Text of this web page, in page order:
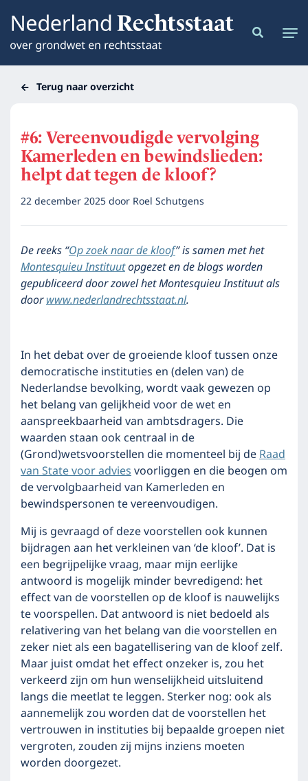
Terug naar overzicht
#6: Vereenvoudigde vervolging
Kamerleden en bewindslieden:
helpt dat tegen de kloof?
22 december 2025door Roel Schutgens
De reeks “Op zoek naar de kloof” is samen met het
Montesquieu Instituutopgezet en de blogs worden
gepubliceerd door zowel het Montesquieu Instituut als
doorwww.nederlandrechtsstaat.nl.
In het debat over de groeiende kloof tussen onze
democratische instituties en (delen van) de
Nederlandse bevolking, wordt vaak gewezen op
het belang van gelijkheid voor de wet en
aanspreekbaarheid van ambtsdragers. Die
waarden staan ook centraal in de
(Grond)wetsvoorstellen die momenteel bij deRaad
van State voor adviesvoorliggen en die beogen om
de vervolgbaarheid van Kamerleden en
bewindspersonen te vereenvoudigen.
Mij is gevraagd of deze voorstellen ook kunnen
bijdragen aan het verkleinen van ‘de kloof’. Dat is
een begrijpelijke vraag, maar mijn eerlijke
antwoord is mogelijk minder bevredigend: het
effect van de voorstellen op de kloof is nauwelijks
te voorspellen. Dat antwoord is niet bedoeld als
relativering van het belang van die voorstellen en
zeker niet als een bagatellisering van de kloof zelf.
Maar juist omdat het effect onzeker is, zou het
verkeerd zijn om hun wenselijkheid uitsluitend
langs die meetlat te leggen. Sterker nog: ook als
aannemelijk zou worden dat de voorstellen het
vertrouwen in instituties bij bepaalde groepen niet
vergroten, zouden zij mijns inziens moeten
worden doorgezet.